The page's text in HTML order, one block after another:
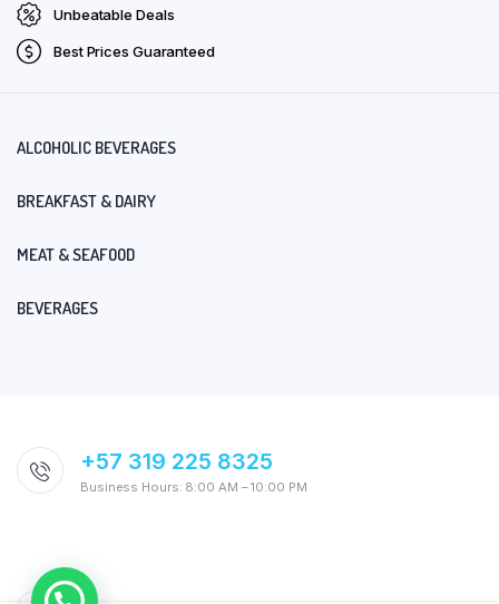
Unbeatable Deals
Best Prices Guaranteed
ALCOHOLIC BEVERAGES
BREAKFAST & DAIRY
MEAT & SEAFOOD
BEVERAGES
+57 319 225 8325
Business Hours: 8:00 AM – 10:00 PM